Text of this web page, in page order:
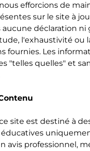
efforcions de
sur le site à
aucune déclaration ni
l'exhaustivité ou
fournies. Les
"telles quelles" et
site est destiné à
avis professionnel,